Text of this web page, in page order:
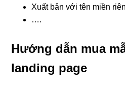
Xuất bản với tên miền
….
Hướng dẫn mua
landing page